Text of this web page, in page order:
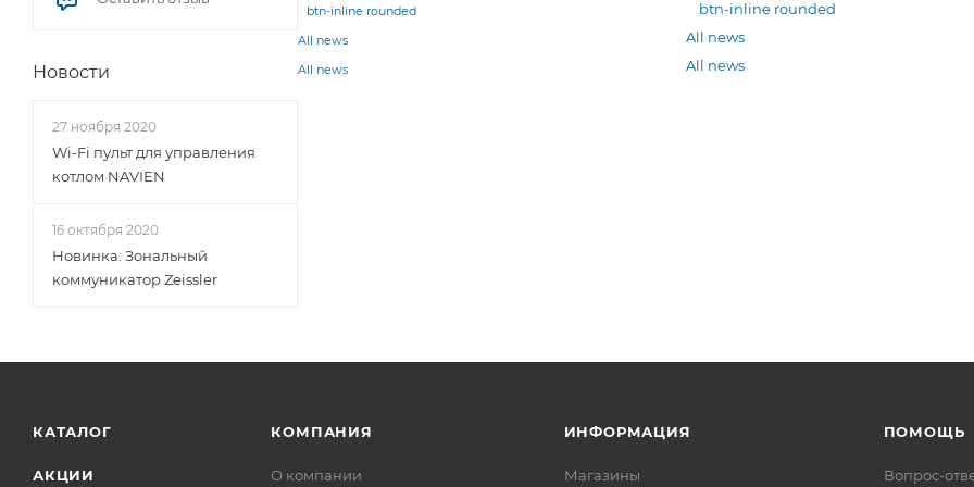
btn-inline rounded
All news
All news
btn-inline rounded
All news
All news
Новости
27 ноября 2020
Wi-Fi пульт для управления
котлом NAVIEN
16 октября 2020
Новинка: Зональный
коммуникатор Zeissler
КАТАЛОГ
АКЦИИ
КОМПАНИЯ
О компании
ИНФОРМАЦИЯ
Магазины
ПОМОЩЬ
Вопрос-